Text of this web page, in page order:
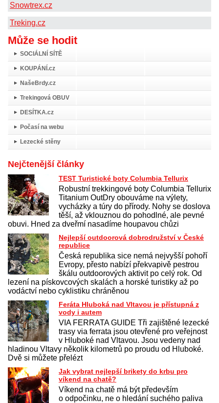
Snowtrex.cz
Treking.cz
Může se hodit
SOCIÁLNÍ SÍTĚ
KOUPÁNÍ.cz
NašeBrdy.cz
Trekingová OBUV
DESÍTKA.cz
Počasí na webu
Lezecké stěny
Nejčtenější články
TEST Turistické boty Columbia Tellurix
Robustní trekkingové boty Columbia Tellurix
Titanium OutDry obouváme na výlety,
vycházky a túry do přírody. Nohy se doslova
těší, až vklouznou do pohodlné, ale pevné
obuvi. Hned za dveřmí nasadíme houpavou chůzi
Nejlepší outdoorová dobrodružství v České
republice
Česká republika sice nemá nejvyšší pohoří
Evropy, přesto nabízí překvapivě pestrou
škálu outdoorových aktivit po celý rok. Od
lezení na pískovcových skalách a horské turistiky až po
vodáctví nebo cyklistiku chráněnou
Feráta Hluboká nad Vltavou je přístupná z
vody i autem
VIA FERRATA GUIDE Tři zajištěné lezecké
trasy via ferrata jsou otevřené pro veřejnost
v Hluboké nad Vltavou. Jsou vedeny nad
hladinou Vltavy několik kilometrů po proudu od Hluboké.
Dvě si můžete přelézt
Jak vybrat nejlepší brikety do krbu pro
víkend na chatě?
Víkend na chatě má být především
o odpočinku, ne o hledání suchého paliva